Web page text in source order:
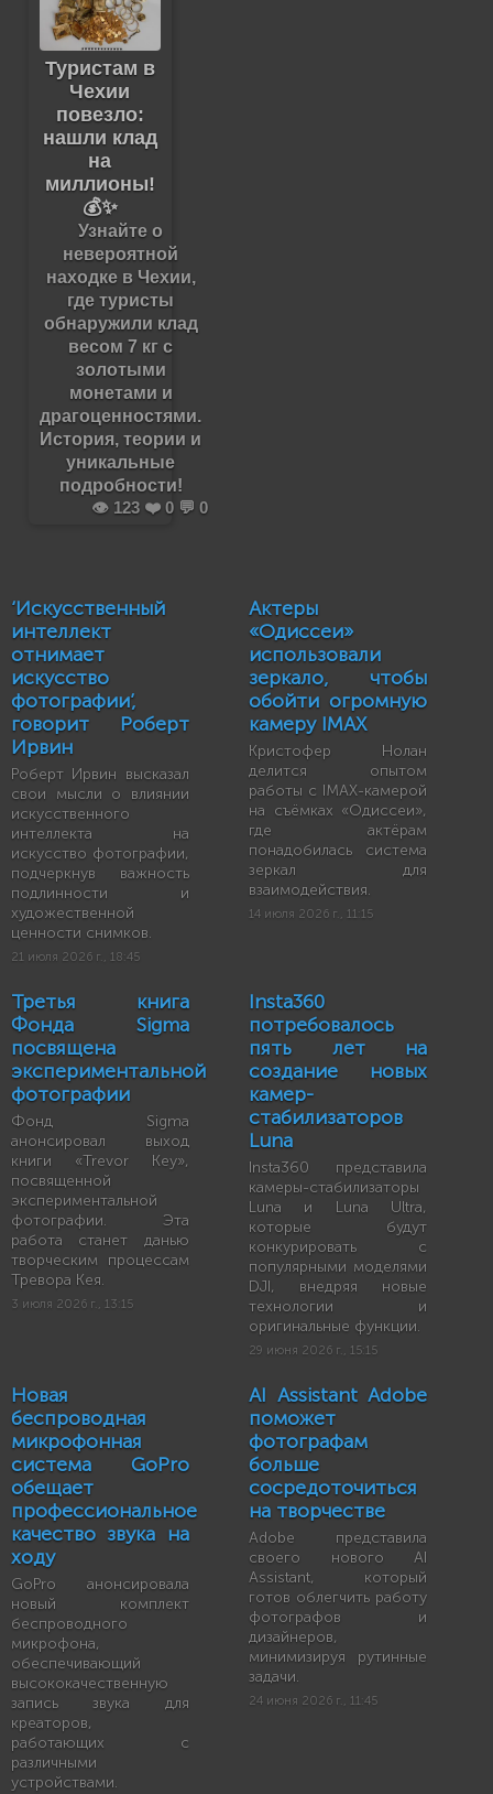
Туристам в
Чехии
повезло:
нашли клад
на
миллионы!
💰✨
Узнайте о
невероятной
находке в Чехии,
где туристы
обнаружили клад
весом 7 кг с
золотыми
монетами и
драгоценностями.
История, теории и
уникальные
подробности!
👁️ 123 ❤️ 0 💬 0
‘Искусственный
интеллект
отнимает
искусство
фотографии’,
говорит Роберт
Ирвин
Роберт Ирвин высказал
свои мысли о влиянии
искусственного
интеллекта на
искусство фотографии,
подчеркнув важность
подлинности и
художественной
ценности снимков.
21 июля 2026 г., 18:45
Актеры
«Одиссеи»
использовали
зеркало, чтобы
обойти огромную
камеру IMAX
Кристофер Нолан
делится опытом
работы с IMAX-камерой
на съёмках «Одиссеи»,
где актёрам
понадобилась система
зеркал для
взаимодействия.
14 июля 2026 г., 11:15
Третья книга
Фонда Sigma
посвящена
экспериментальной
фотографии
Фонд Sigma
анонсировал выход
книги «Trevor Key»,
посвященной
экспериментальной
фотографии. Эта
работа станет данью
творческим процессам
Тревора Кея.
3 июля 2026 г., 13:15
Insta360
потребовалось
пять лет на
создание новых
камер-
стабилизаторов
Luna
Insta360 представила
камеры-стабилизаторы
Luna и Luna Ultra,
которые будут
конкурировать с
популярными моделями
DJI, внедряя новые
технологии и
оригинальные функции.
29 июня 2026 г., 15:15
Новая
беспроводная
микрофонная
система GoPro
обещает
профессиональное
качество звука на
ходу
GoPro анонсировала
новый комплект
беспроводного
микрофона,
обеспечивающий
высококачественную
запись звука для
креаторов,
работающих с
различными
устройствами.
AI Assistant Adobe
поможет
фотографам
больше
сосредоточиться
на творчестве
Adobe представила
своего нового AI
Assistant, который
готов облегчить работу
фотографов и
дизайнеров,
минимизируя рутинные
задачи.
24 июня 2026 г., 11:45